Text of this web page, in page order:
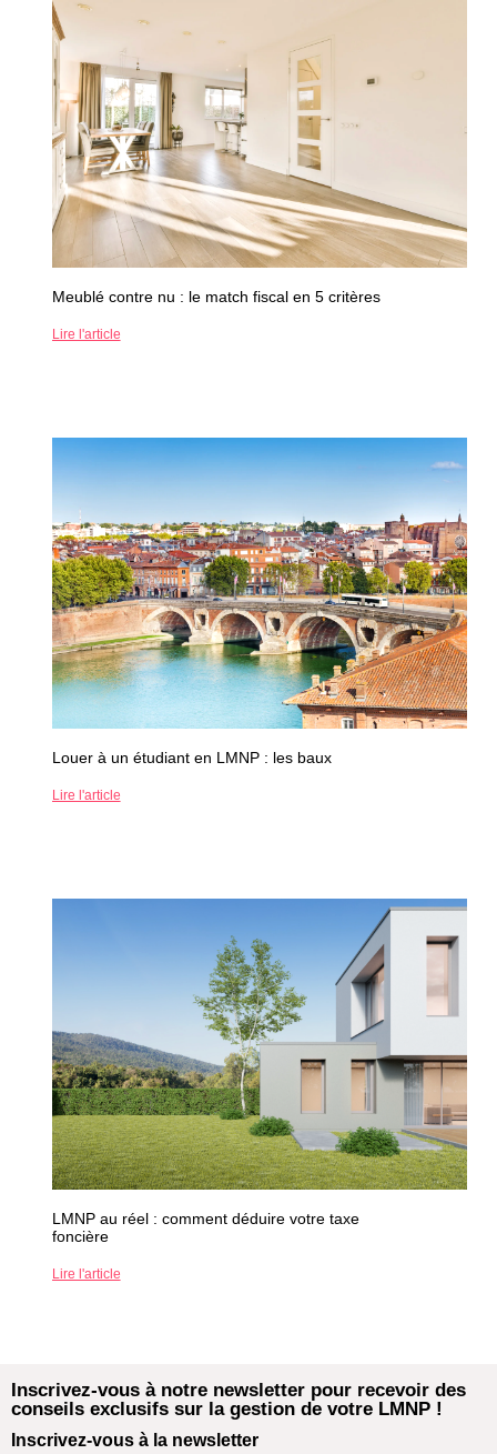
Meublé contre nu : le match fiscal en 5 critères
Lire l'article
Louer à un étudiant en LMNP : les baux
Lire l'article
LMNP au réel : comment déduire votre taxe
foncière
Lire l'article
Inscrivez-vous à notre newsletter pour recevoir des
conseils exclusifs sur la gestion de votre LMNP !
Inscrivez-vous à la newsletter